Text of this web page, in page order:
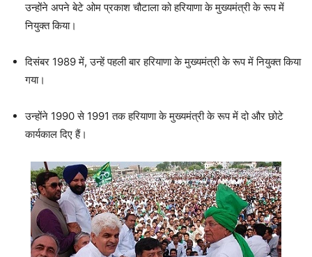
उन्होंने अपने बेटे ओम प्रकाश चौटाला को हरियाणा के मुख्यमंत्री के रूप में
नियुक्त किया।
दिसंबर 1989 में, उन्हें पहली बार हरियाणा के मुख्यमंत्री के रूप में नियुक्त किया
गया।
उन्होंने 1990 से 1991 तक हरियाणा के मुख्यमंत्री के रूप में दो और छोटे
कार्यकाल दिए हैं।